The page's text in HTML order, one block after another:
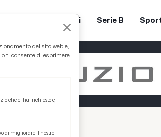
Coppa Teodori Serie B
il nome
del sito web e,
ti consente di esprimere
che ci hai richiesto e,
di migliorare il nostro